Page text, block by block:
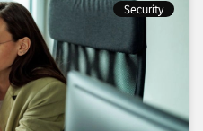
Security